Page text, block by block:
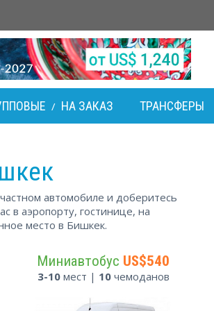
/ НА ЗАКАЗ ТРАНСФЕРЫ
автомобиле и доберитесь
в аэропорту, гостинице, на
место в Бишкек.
Миниавтобус US$540
3-10мест | 10чемоданов